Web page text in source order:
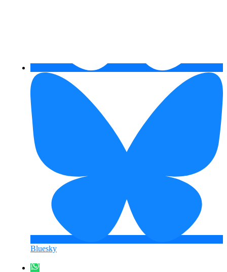
Bluesky